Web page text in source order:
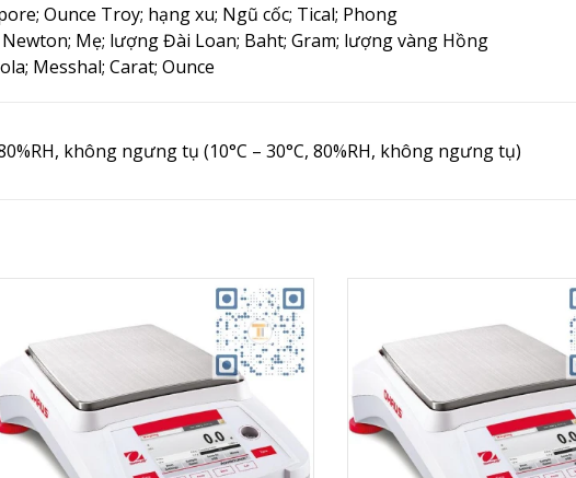
Ounce Troy; hạng xu; Ngũ cốc; Tical; Phong
Newton; Mẹ; lượng Đài Loan; Baht; Gram; lượng vàng Hồng
Messhal; Carat; Ounce
80%RH, không ngưng tụ (10°C – 30°C, 80%RH, không ngưng tụ)